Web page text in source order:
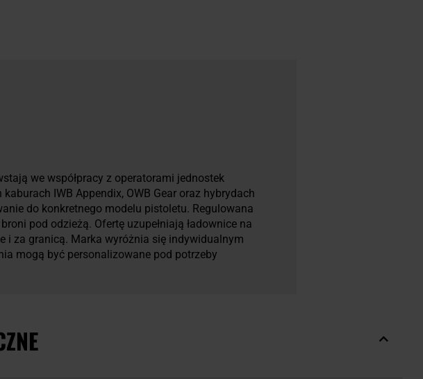
we współpracy z operatorami jednostek
IWB Appendix, OWB Gear oraz hybrydach
do konkretnego modelu pistoletu. Regulowana
pod odzieżą. Ofertę uzupełniają ładownice na
i za granicą. Marka wyróżnia się indywidualnym
mogą być personalizowane pod potrzeby